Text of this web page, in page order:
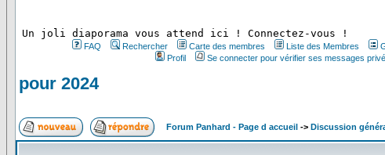
Un joli diaporama vous attend ici ! Connectez-vous !
FAQ Rechercher Carte des membres Liste des Membres
Profil
Se connecter pour vérifier ses messages
pour 2024
Forum Panhard - Page d accueil -> Discussion